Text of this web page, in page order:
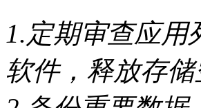
1.定期审查应用
软件，释放存储